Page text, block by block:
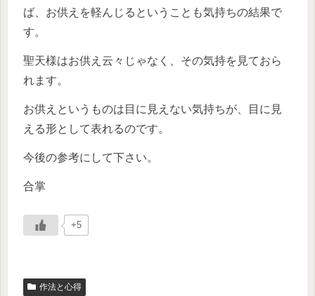
ば、お供えを軽んじるということも気持ちの結果で
す。
聖天様はお供え云々じゃなく、その気持を見ておら
れます。
お供えというものは目に見えない気持ちが、目に見
える形として表れるのです。
今後の参考にして下さい。
合掌
+5
作法と心得